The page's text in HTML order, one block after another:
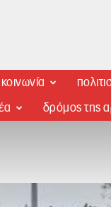
κοινωνία
δρόμος της